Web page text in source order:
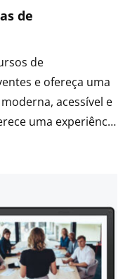
de
de
e ofereça uma
acessível e
uma experiência